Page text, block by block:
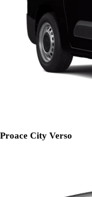
Proace City Verso